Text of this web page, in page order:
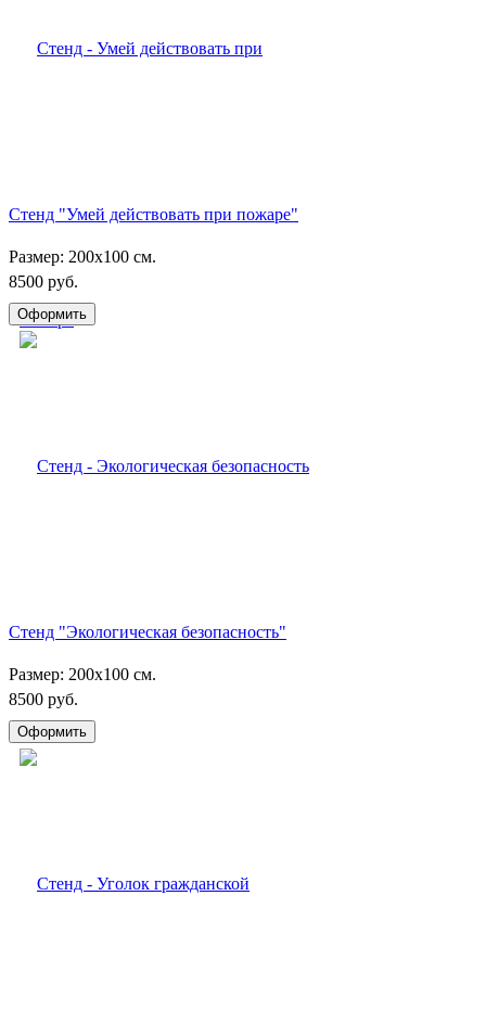
Стенд "Умей действовать при пожаре"
Размер: 200х100 см.
8500 руб.
Стенд "Экологическая безопасность"
Размер: 200х100 см.
8500 руб.